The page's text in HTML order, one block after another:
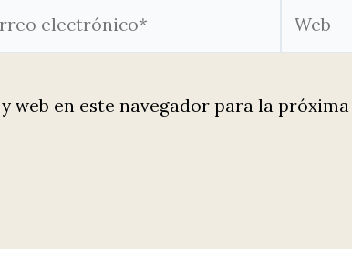
en este navegador para la próxima